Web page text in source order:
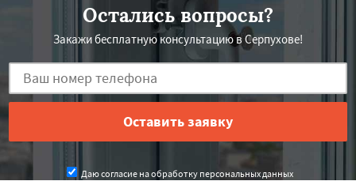
Остались вопросы?
Закажи бесплатную консультацию в Серпухове!
Даю согласие на обработку персональных данных